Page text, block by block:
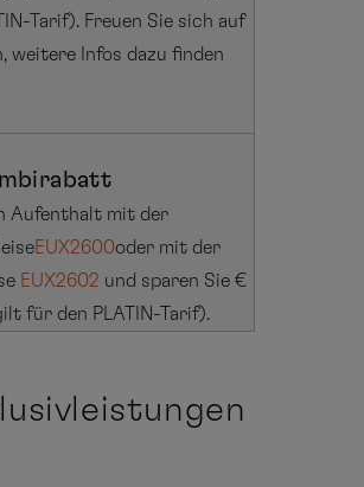
Tarif). Freuen Sie sich auf
weitere Infos dazu finden
Aufenthalt mit der
EUX2600oder mit der
EUX2602 und sparen Sie €
für den PLATIN-Tarif).